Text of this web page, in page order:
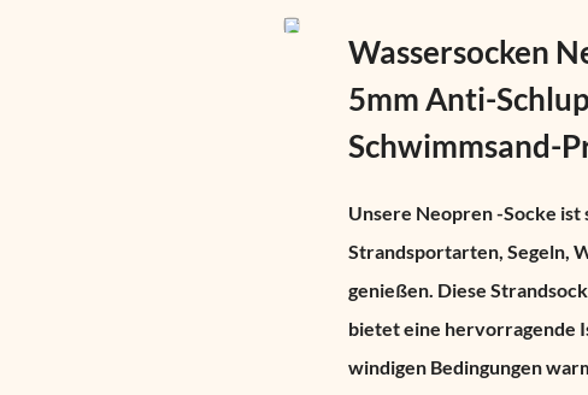
Wassersocken
5mm Anti-
Schwimmsand-
Unsere Neopren -Socke
Strandsportarten, Segeln,
genießen. Diese
bietet eine hervorragende
windigen Bedingungen